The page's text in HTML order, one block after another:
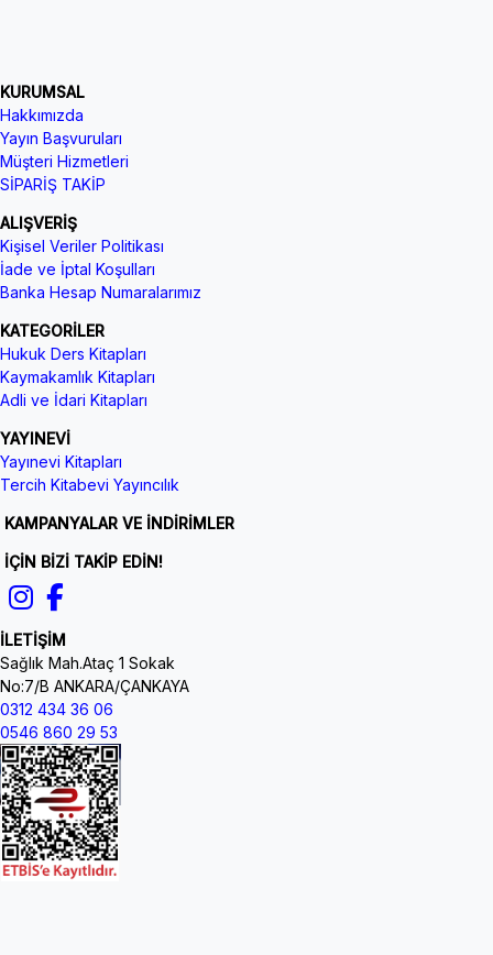
KURUMSAL
Hakkımızda
Yayın Başvuruları
Müşteri Hizmetleri
SİPARİŞ TAKİP
ALIŞVERİŞ
Kişisel Veriler Politikası
İade ve İptal Koşulları
Banka Hesap Numaralarımız
KATEGORİLER
Hukuk Ders Kitapları
Kaymakamlık Kitapları
Adli ve İdari Kitapları
YAYINEVİ
Yayınevi Kitapları
Tercih Kitabevi Yayıncılık
KAMPANYALAR VE İNDİRİMLER
İÇİN BİZİ TAKİP EDİN!
İLETİŞİM
Sağlık Mah.Ataç 1 Sokak
No:7/B ANKARA/ÇANKAYA
0312 434 36 06
0546 860 29 53